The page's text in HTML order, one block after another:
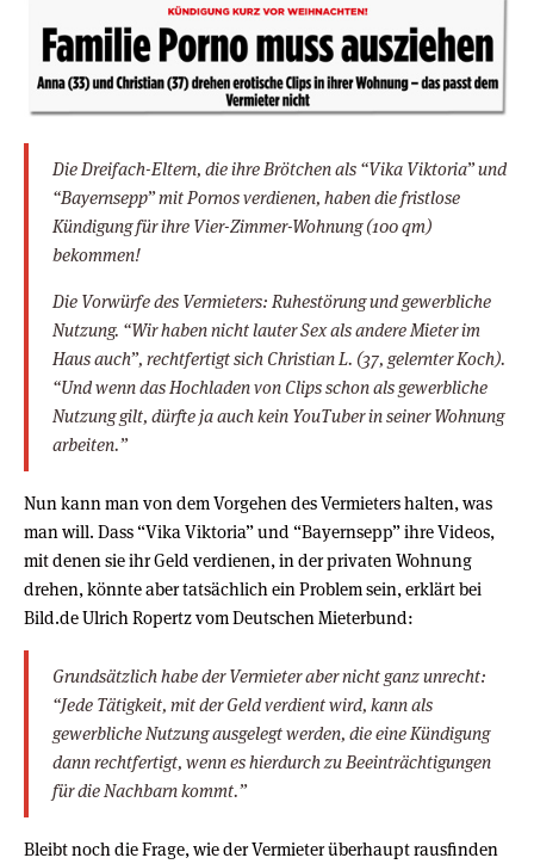
Die Dreifach-Eltern, die ihre Brötchen als “Vika Viktoria” und
“Bayernsepp” mit Pornos verdienen, haben die fristlose
Kündigung für ihre Vier-Zimmer-Wohnung (100 qm)
bekommen!
Die Vorwürfe des Vermieters: Ruhestörung und gewerbliche
Nutzung. “Wir haben nicht lauter Sex als andere Mieter im
Haus auch”, rechtfertigt sich Christian L. (37, gelernter Koch).
“Und wenn das Hochladen von Clips schon als gewerbliche
Nutzung gilt, dürfte ja auch kein YouTuber in seiner Wohnung
arbeiten.”
Nun kann man von dem Vorgehen des Vermieters halten, was
man will. Dass “Vika Viktoria” und “Bayernsepp” ihre Videos,
mit denen sie ihr Geld verdienen, in der privaten Wohnung
drehen, könnte aber tatsächlich ein Problem sein, erklärt bei
Bild.de Ulrich Ropertz vom Deutschen Mieterbund:
Grundsätzlich habe der Vermieter aber nicht ganz unrecht:
“Jede Tätigkeit, mit der Geld verdient wird, kann als
gewerbliche Nutzung ausgelegt werden, die eine Kündigung
dann rechtfertigt, wenn es hierdurch zu Beeinträchtigungen
für die Nachbarn kommt.”
Bleibt noch die Frage, wie der Vermieter überhaupt rausfinden